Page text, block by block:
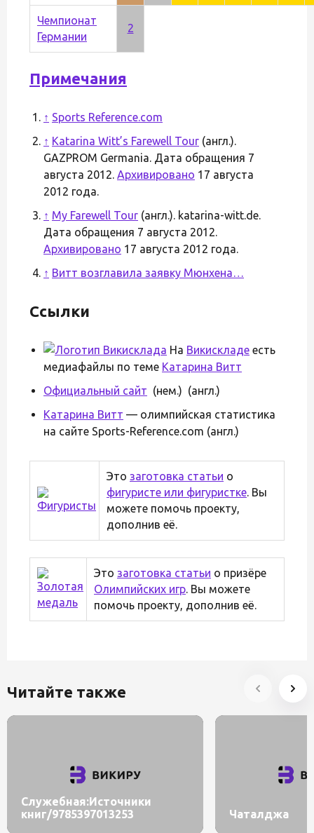
Чемпионат
Германии
2
Примечания
↑ Sports Reference.com
↑ Katarina Witt’s Farewell Tour (англ.).
GAZPROM Germania. Дата обращения 7
августа 2012. Архивировано 17 августа
2012 года.
↑ My Farewell Tour (англ.). katarina-witt.de.
Дата обращения 7 августа 2012.
Архивировано 17 августа 2012 года.
↑ Витт возглавила заявку Мюнхена…
Ссылки
На Викискладе есть
медиафайлы по теме Катарина Витт
Официальный сайт (нем.) (англ.)
Катарина Витт — олимпийская статистика
на сайте Sports-Reference.com (англ.)
Это заготовка статьи о
фигуристе или фигуристке. Вы
можете помочь проекту,
дополнив её.
Это заготовка статьи о призёре
Олимпийских игр. Вы можете
помочь проекту, дополнив её.
Читайте также
Служебная:Источники
книг/9785397013253
Чаталджа